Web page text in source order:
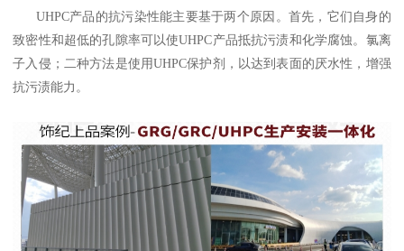
UHPC产品的抗污染性能主要基于两个原因。首先，它们自身的
致密性和超低的孔隙率可以使UHPC产品抵抗污渍和化学腐蚀。氯离
子入侵；二种方法是使用UHPC保护剂，以达到表面的厌水性，增强
抗污渍能力。